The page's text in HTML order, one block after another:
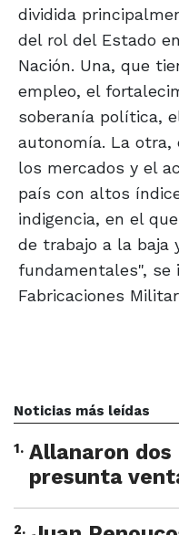
dividida
del rol del Estado
Nación. Una, que
empleo, el
soberanía política,
autonomía. La
los mercados y el
país con altos
indigencia, en el
de trabajo a la baja
fundamentales", se
Fabricaciones
Noticias más leídas
1. Allanaron
presunta
2.